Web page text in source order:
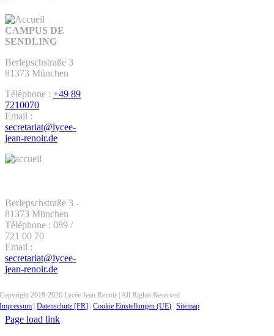
CAMPUS DE
SENDLING
Berlepschstraße 3
81373 München
Téléphone : +49 89
7210070
Email :
secretariat@lycee-
jean-renoir.de
Berlepschstraße 3 -
81373 München
Téléphone : 089 /
721 00 70
Email :
secretariat@lycee-
jean-renoir.de
Copyright 2018-2026 Lycée Jean Renoir | All Rights Reserved
Impressum |Datenschutz [FR] |Cookie Einstellungen (UE) |Sitemap
Page load link